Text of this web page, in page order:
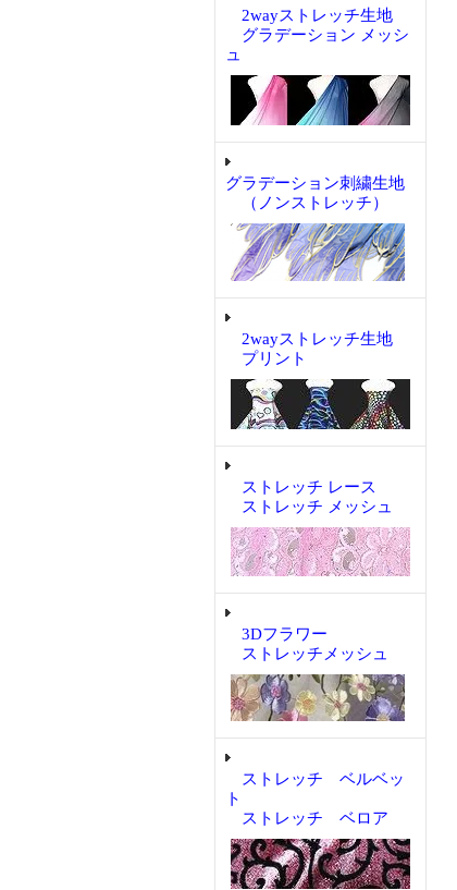
2wayストレッチ生地
グラデーション メッシ
ュ
グラデーション刺繍生地
（ノンストレッチ）
2wayストレッチ生地
プリント
ストレッチ レース
ストレッチ メッシュ
3Dフラワー
ストレッチメッシュ
ストレッチ ベルベッ
ト
ストレッチ ベロア